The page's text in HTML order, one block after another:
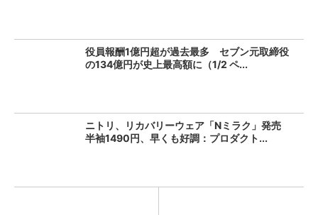
役員報酬1億円超が過去最多 セブン元取締役
の134億円が史上最高額に（1/2 ペ...
ニトリ、リカバリーウェア「Nミラク」発売
半袖1490円、早くも好調：プロダクト...